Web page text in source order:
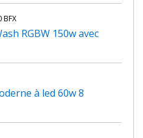
BFX
RGBW 150w avec
à led 60w 8